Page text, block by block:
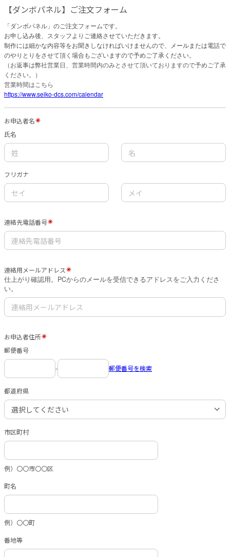
【ダンボパネル】ご注文フォーム
「ダンボパネル」のご注文フォームです。
お申し込み後、スタッフよりご連絡させていただきます。
制作には細かな内容等をお聞きしなければいけませんので、メールまたは電話で
のやりとりをさせて頂く場合もございますので予めご了承ください。
（お返事は弊社営業日、営業時間内のみとさせて頂いておりますので予めご了承
ください。）
営業時間はこちら
https://www.seiko-dcs.com/calendar
お申込者名
氏名
フリガナ
連絡先電話番号
連絡用メールアドレス
仕上がり確認用。PCからのメールを受信できるアドレスをご入力くださ
い。
お申込者住所
郵便番号
- 郵便番号を検索
都道府県
市区町村
例）〇〇市〇〇区
町名
例）〇〇町
番地等